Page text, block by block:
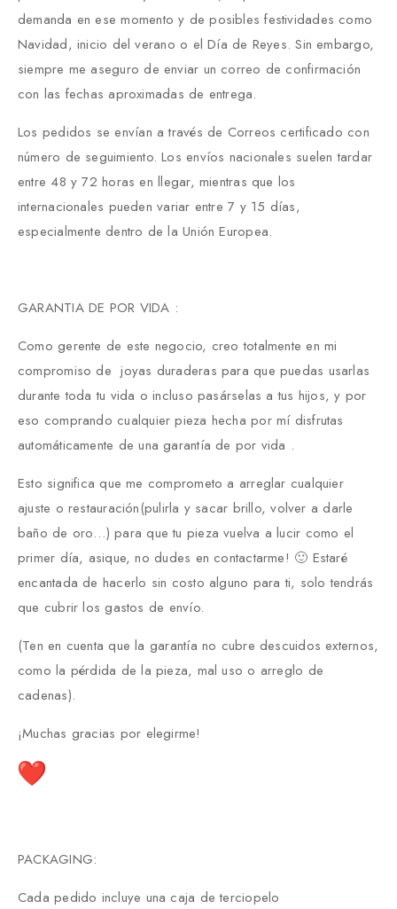
demanda en ese momento y de posibles festividades como
Navidad, inicio del verano o el Día de Reyes. Sin embargo,
siempre me aseguro de enviar un correo de confirmación
con las fechas aproximadas de entrega.
Los pedidos se envían a través de Correos certificado con
número de seguimiento. Los envíos nacionales suelen tardar
entre 48 y 72 horas en llegar, mientras que los
internacionales pueden variar entre 7 y 15 días,
especialmente dentro de la Unión Europea.
GARANTIA DE POR VIDA :
Como gerente de este negocio, creo totalmente en mi
compromiso de joyas duraderas para que puedas usarlas
durante toda tu vida o incluso pasárselas a tus hijos, y por
eso comprando cualquier pieza hecha por mí disfrutas
automáticamente de una garantía de por vida .
Esto significa que me comprometo a arreglar cualquier
ajuste o restauración(pulirla y sacar brillo, volver a darle
baño de oro…) para que tu pieza vuelva a lucir como el
primer día, asique, no dudes en contactarme! 🙂 Estaré
encantada de hacerlo sin costo alguno para ti, solo tendrás
que cubrir los gastos de envío.
(Ten en cuenta que la garantía no cubre descuidos externos,
como la pérdida de la pieza, mal uso o arreglo de
cadenas).
¡Muchas gracias por elegirme!
PACKAGING:
Cada pedido incluye una caja de terciopelo